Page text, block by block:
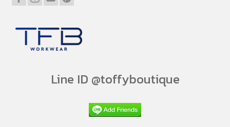
Line ID @toffyboutique